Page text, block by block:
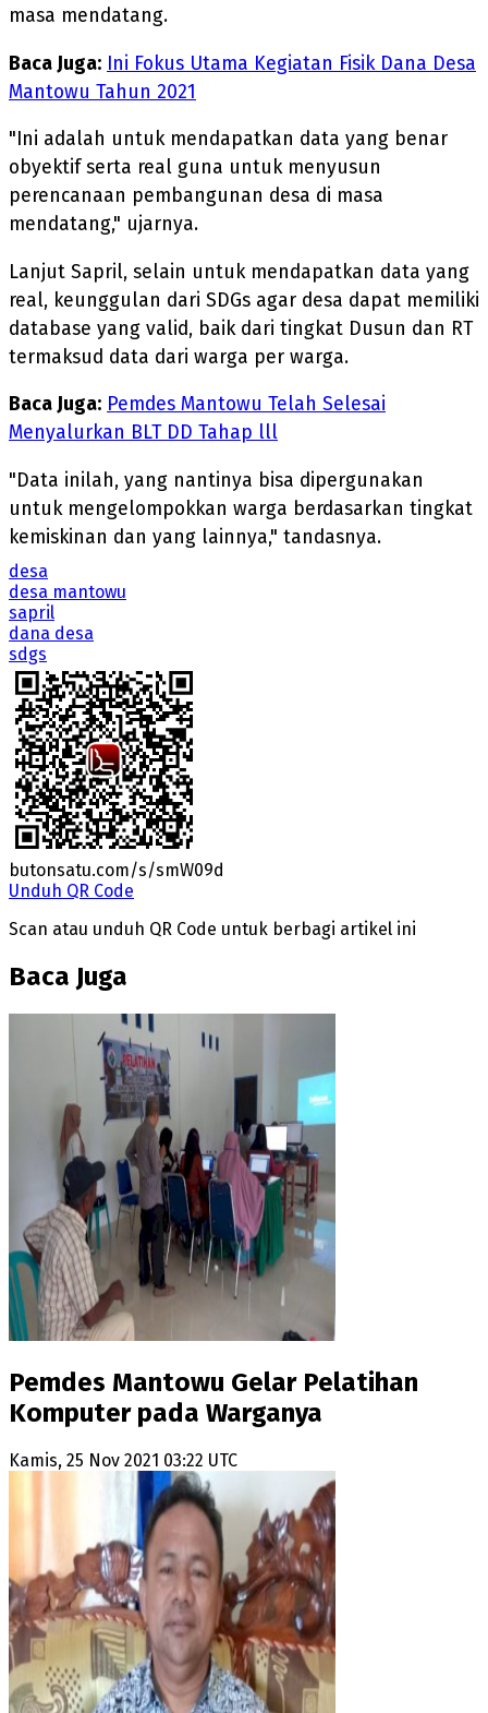
masa mendatang.
Baca Juga: Ini Fokus Utama Kegiatan Fisik Dana Desa
Mantowu Tahun 2021
"Ini adalah untuk mendapatkan data yang benar
obyektif serta real guna untuk menyusun
perencanaan pembangunan desa di masa
mendatang," ujarnya.
Lanjut Sapril, selain untuk mendapatkan data yang
real, keunggulan dari SDGs agar desa dapat memiliki
database yang valid, baik dari tingkat Dusun dan RT
termaksud data dari warga per warga.
Baca Juga: Pemdes Mantowu Telah Selesai
Menyalurkan BLT DD Tahap lll
"Data inilah, yang nantinya bisa dipergunakan
untuk mengelompokkan warga berdasarkan tingkat
kemiskinan dan yang lainnya," tandasnya.
desa
desa mantowu
sapril
dana desa
sdgs
butonsatu.com/s/smW09d
Unduh QR Code
Scan atau unduh QR Code untuk berbagi artikel ini
Baca Juga
Pemdes Mantowu Gelar Pelatihan
Komputer pada Warganya
Kamis, 25 Nov 2021 03:22 UTC